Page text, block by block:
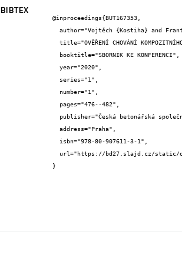
BIBTEX
@inproceedings{BUT167353,
}